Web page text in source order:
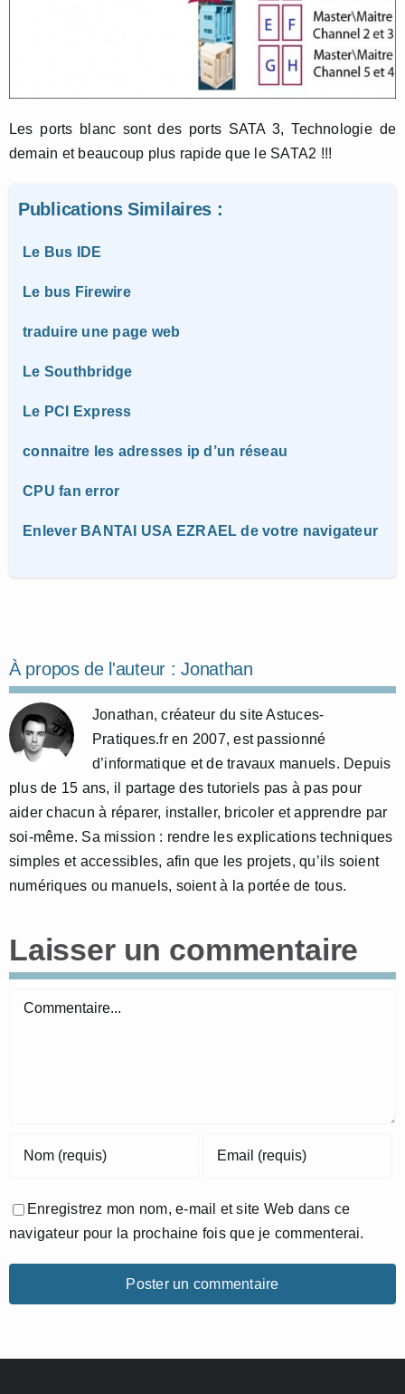
Les ports blanc sont des ports SATA 3, Technologie de
demain et beaucoup plus rapide que le SATA2 !!!
Publications Similaires :
Le Bus IDE
Le bus Firewire
traduire une page web
Le Southbridge
Le PCI Express
connaitre les adresses ip d’un réseau
CPU fan error
Enlever BANTAI USA EZRAEL de votre navigateur
À propos de l'auteur :Jonathan
Jonathan, créateur du site Astuces-
Pratiques.fr en 2007, est passionné
d’informatique et de travaux manuels. Depuis
plus de 15 ans, il partage des tutoriels pas à pas pour
aider chacun à réparer, installer, bricoler et apprendre par
soi-même. Sa mission : rendre les explications techniques
simples et accessibles, afin que les projets, qu’ils soient
numériques ou manuels, soient à la portée de tous.
Laisser un commentaire
Commentaire
Enregistrez mon nom, e-mail et site Web dans ce
navigateur pour la prochaine fois que je commenterai.